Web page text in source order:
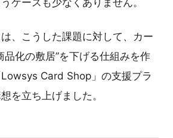
ケースも少なくありません。
、こうした課題に対して、カー
品化の敷居”を下げる仕組みを作
Card Shop」の支援プラ
を立ち上げました。